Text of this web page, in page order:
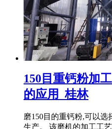
150目重钙粉加
的应用_桂林
磨150目的重钙粉,可以
生产。 该磨机的加工工